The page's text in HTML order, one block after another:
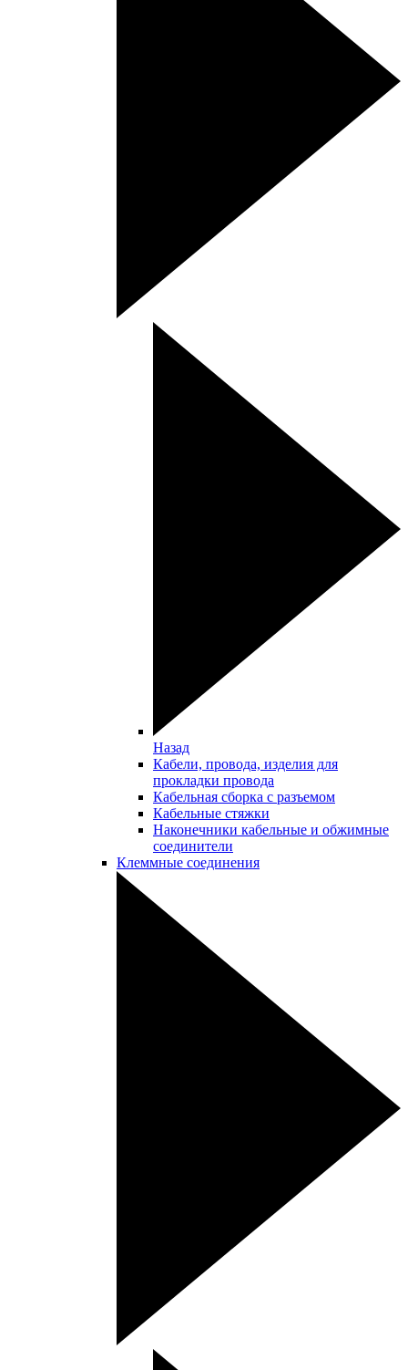
Назад
Кабели, провода, изделия для
прокладки провода
Кабельная сборка с разъемом
Кабельные стяжки
Наконечники кабельные и обжимные
соединители
Клеммные соединения